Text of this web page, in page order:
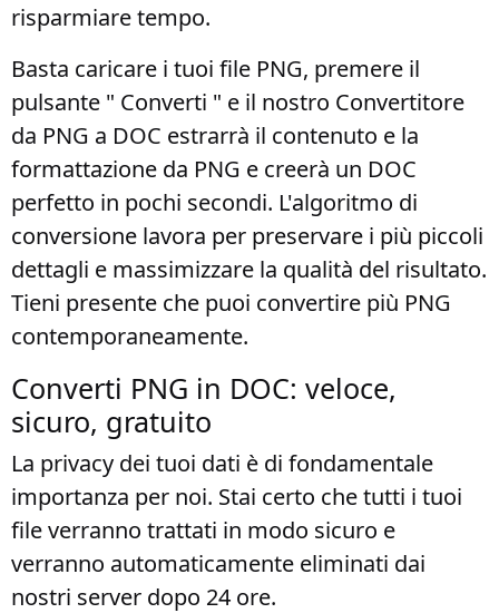
risparmiare tempo.
Basta caricare i tuoi file PNG, premere il
pulsante " Converti " e il nostro Convertitore
da PNG a DOC estrarrà il contenuto e la
formattazione da PNG e creerà un DOC
perfetto in pochi secondi. L'algoritmo di
conversione lavora per preservare i più piccoli
dettagli e massimizzare la qualità del risultato.
Tieni presente che puoi convertire più PNG
contemporaneamente.
Converti PNG in DOC: veloce,
sicuro, gratuito
La privacy dei tuoi dati è di fondamentale
importanza per noi. Stai certo che tutti i tuoi
file verranno trattati in modo sicuro e
verranno automaticamente eliminati dai
nostri server dopo 24 ore.